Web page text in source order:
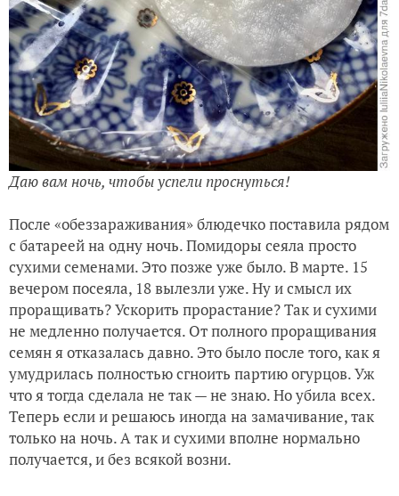
Даю вам ночь, чтобы успели проснуться!
После «обеззараживания» блюдечко поставила рядом
с батареей на одну ночь. Помидоры сеяла просто
сухими семенами. Это позже уже было. В марте. 15
вечером посеяла, 18 вылезли уже. Ну и смысл их
проращивать? Ускорить прорастание? Так и сухими
не медленно получается. От полного проращивания
семян я отказалась давно. Это было после того, как я
умудрилась полностью сгноить партию огурцов. Уж
что я тогда сделала не так — не знаю. Но убила всех.
Теперь если и решаюсь иногда на замачивание, так
только на ночь. А так и сухими вполне нормально
получается, и без всякой возни.